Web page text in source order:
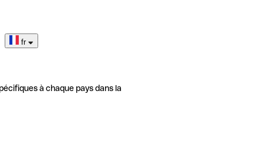
fr
à chaque pays dans la